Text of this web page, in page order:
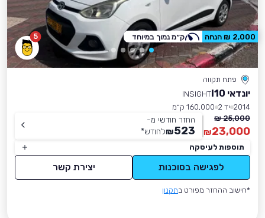
5
פתח תקווה
יונדאי I10
INSIGHT
2014 יד 2
160,000 ק״מ
25,000 ₪
23,000
₪
החזר חודשי מ-
523
₪לחודש*
תוספות לעיסקה
לפגישה בסוכנות יצירת קשר
*חישוב ההחזר מפורט בתקנון
2,000 ₪ הנחה ק״מ נמוך במיוחד